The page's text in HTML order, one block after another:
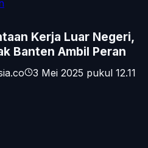
Kerja Luar Negeri,
Banten Ambil Peran
3 Mei 2025 pukul 12.11